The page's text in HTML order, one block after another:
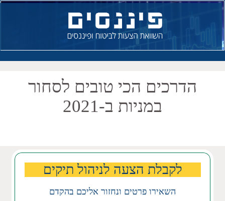
הדרכים הכי טובים לסחור
במניות ב-2021
לקבלת הצעה לניהול תיקים
השאירו פרטים ונחזור אליכם בהקדם